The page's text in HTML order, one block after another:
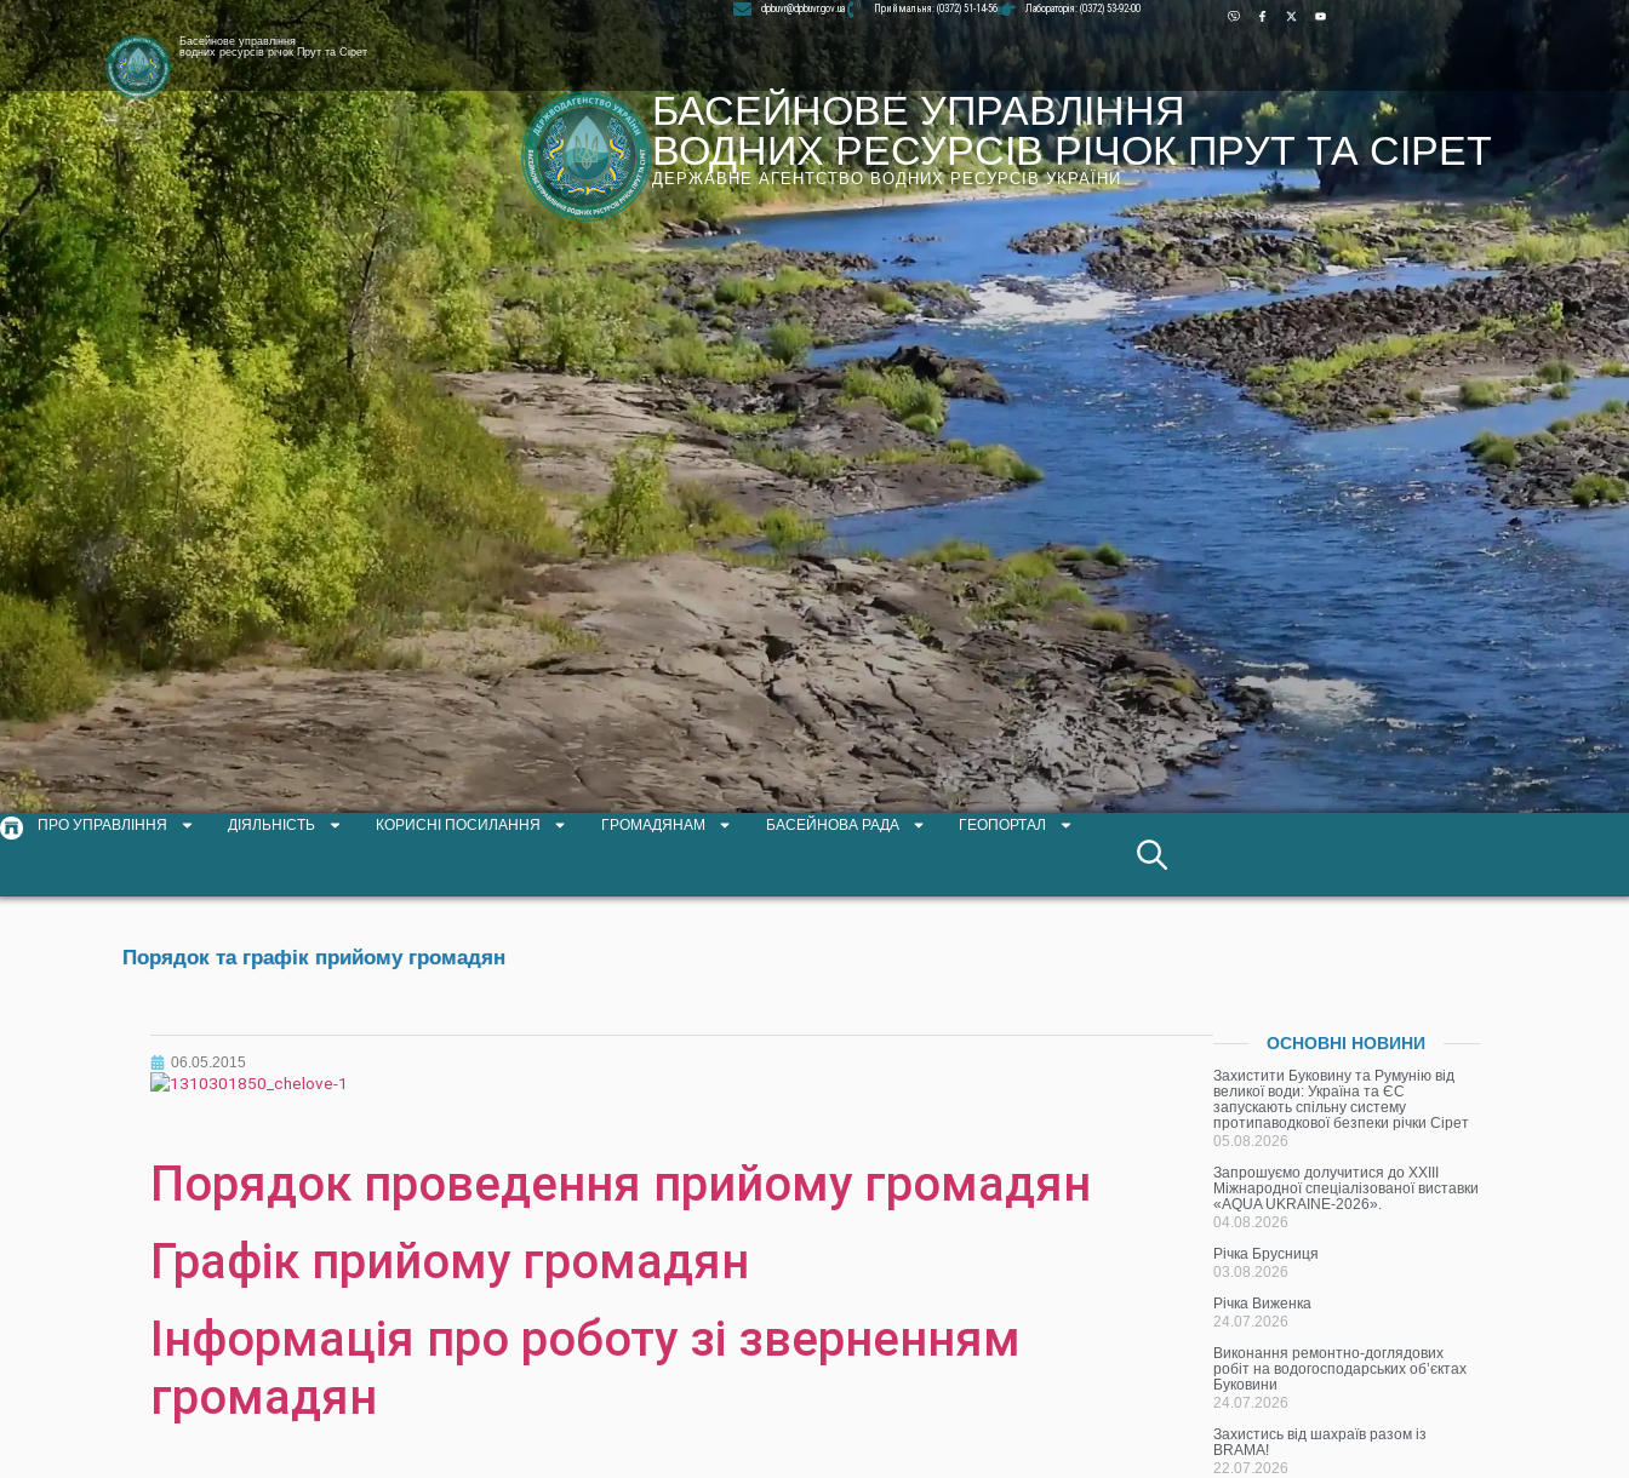
[newyear_garland]
Басейнове управління
водних ресурсів річок Прут та Сірет
Лабораторія: (0372) 53-92-00
dpbuvr@dpbuvr.gov.ua Приймальня: (0372) 51-14-56
БАСЕЙНОВЕ УПРАВЛІННЯ
ВОДНИХ РЕСУРСІВ РІЧОК ПРУТ ТА СІРЕТ
ДЕРЖАВНЕ АГЕНТСТВО ВОДНИХ РЕСУРСІВ УКРАЇНИ
ПРО УПРАВЛІННЯ ДІЯЛЬНІСТЬ КОРИСНІ ПОСИЛАННЯ ГРОМАДЯНАМ БАСЕЙНОВА РАДА ГЕОПОРТАЛ
Порядок та графік прийому громадян
06.05.2015
Порядок проведення прийому громадян
Графік прийому громадян
Інформація про роботу зі зверненням
громадян
ОСНОВНІ НОВИНИ
Захистити Буковину та Румунію від
великої води: Україна та ЄС
запускають спільну систему
протипаводкової безпеки річки Сірет
05.08.2026
Запрошуємо долучитися до ХХІІІ
Міжнародної спеціалізованої виставки
«AQUA UKRAINE-2026».
04.08.2026
Річка Брусниця
03.08.2026
Річка Виженка
24.07.2026
Виконання ремонтно-доглядових
робіт на водогосподарських об’єктах
Буковини
24.07.2026
Захистись від шахраїв разом із
BRAMA!
22.07.2026